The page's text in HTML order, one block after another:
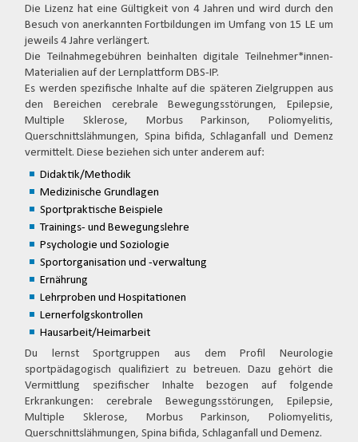
Die Lizenz hat eine Gültigkeit von 4 Jahren und wird durch den
Besuch von anerkannten Fortbildungen im Umfang von 15 LE um
jeweils 4 Jahre verlängert.
Die Teilnahmegebühren beinhalten digitale Teilnehmer*innen-
Materialien auf der Lernplattform DBS-IP.
Es werden spezifische Inhalte auf die späteren Zielgruppen aus
den Bereichen cerebrale Bewegungsstörungen, Epilepsie,
Multiple Sklerose, Morbus Parkinson, Poliomyelitis,
Querschnittslähmungen, Spina bifida, Schlaganfall und Demenz
vermittelt. Diese beziehen sich unter anderem auf:
Didaktik/Methodik
Medizinische Grundlagen
Sportpraktische Beispiele
Trainings- und Bewegungslehre
Psychologie und Soziologie
Sportorganisation und -verwaltung
Ernährung
Lehrproben und Hospitationen
Lernerfolgskontrollen
Hausarbeit/Heimarbeit
Du lernst Sportgruppen aus dem Profil Neurologie
sportpädagogisch qualifiziert zu betreuen. Dazu gehört die
Vermittlung spezifischer Inhalte bezogen auf folgende
Erkrankungen: cerebrale Bewegungsstörungen, Epilepsie,
Multiple Sklerose, Morbus Parkinson, Poliomyelitis,
Querschnittslähmungen, Spina bifida, Schlaganfall und Demenz.